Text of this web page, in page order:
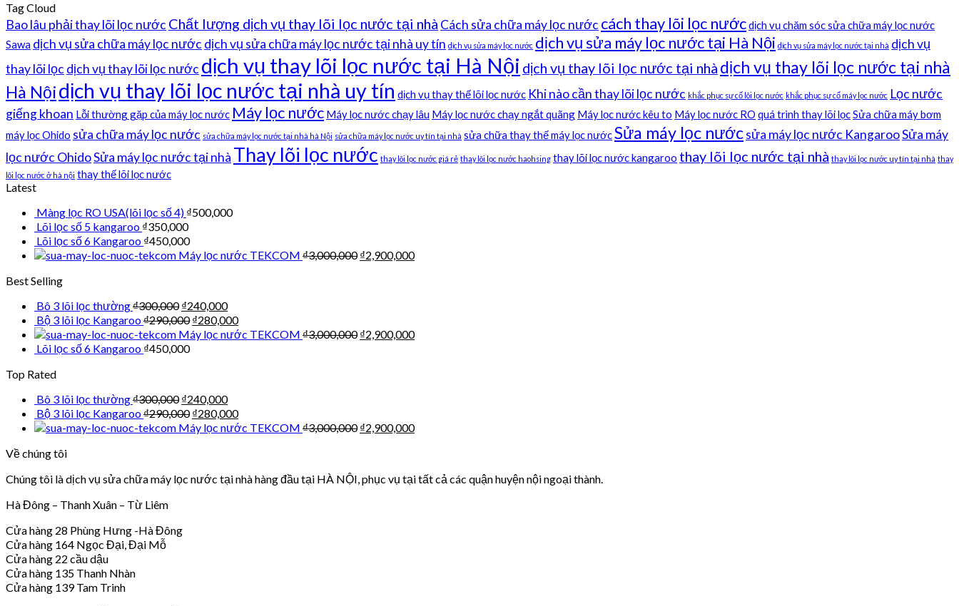
Tag Cloud
Bao lâu phải thay lõi lọc nước Chất lượng dịch vụ thay lõi lọc nước tại nhà Cách sửa chữa máy lọc nước cách thay lõi lọc nướcdịch vụ chăm sóc sửa chữa máy lọc nước
Sawa dịch vụ sửa chữa máy lọc nước dịch vụ sửa chữa máy lọc nước tại nhà uy tín dịch vụ sửa máy lọc nước dịch vụ sửa máy lọc nước tại Hà Nội dịch vụ sửa máy lọc nước tại nhà dịch vụ
thay lõi lọc dịch vụ thay lõi lọc nước dịch vụ thay lõi lọc nước tại Hà Nội dịch vụ thay lõi lọc nước tại nhà dịch vụ thay lõi lọc nước tại nhà
Hà Nộidịch vụ thay lõi lọc nước tại nhà uy tín dịch vụ thay thế lõi lọc nước Khi nào cần thay lõi lọc nước khắc phục sự cố lõi lọc nước khắc phục sự cố máy lọc nước Lọc nước
giếng khoan Lỗi thường gặp của máy lọc nước Máy lọc nước Máy lọc nước chạy lâu Máy lọc nước chạy ngắt quãng Máy lọc nước kêu to Máy lọc nước RO quá trình thay lõi lọcSửa chữa máy bơm
máy lọc Ohido sửa chữa máy lọc nước sửa chữa máy lọc nước tại nhà hà Nội sửa chữa máy lọc nước uy tín tại nhà sửa chữa thay thế máy lọc nướcSửa máy lọc nướcsửa máy lọc nước KangarooSửa máy
lọc nước OhidoSửa máy lọc nước tại nhà Thay lõi lọc nước thay lõi lọc nước giá rẻ thay lõi lọc nước haohsing thay lõi lọc nước kangaroo thay lõi lọc nước tại nhà thay lõi lọc nước uy tín tại nhà thay
lõi lọc nước ở hà nội thay thế lõi lọc nước
Latest
Màng lọc RO USA(lõi lọc số 4) ₫500,000
Lõi lọc số 5 kangaroo ₫350,000
Lõi lọc số 6 Kangaroo ₫450,000
Máy lọc nước TEKCOM ₫3,000,000 ₫2,900,000
Best Selling
Bô 3 lõi lọc thường₫300,000 ₫240,000
Bộ 3 lõi lọc Kangaroo₫290,000 ₫280,000
Máy lọc nước TEKCOM ₫3,000,000 ₫2,900,000
Lõi lọc số 6 Kangaroo ₫450,000
Top Rated
Bô 3 lõi lọc thường₫300,000 ₫240,000
Bộ 3 lõi lọc Kangaroo₫290,000 ₫280,000
Máy lọc nước TEKCOM ₫3,000,000 ₫2,900,000
Về chúng tôi
Chúng tôi là dịch vụ sửa chữa máy lọc nước tại nhà hàng đầu tại HÀ NỘI, phục vụ tại tất cả các quận huyện nội ngoại thành.
Hà Đông – Thanh Xuân – Từ Liêm
Cửa hàng 28 Phùng Hưng -Hà Đông
Cửa hàng 164 Ngọc Đại, Đại Mỗ
Cửa hàng 22 cầu dậu
Cửa hàng 135 Thanh Nhàn
Cửa hàng 139 Tam Trinh